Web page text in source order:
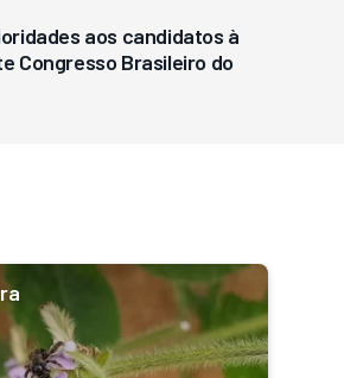
aos candidatos à
Congresso Brasileiro do